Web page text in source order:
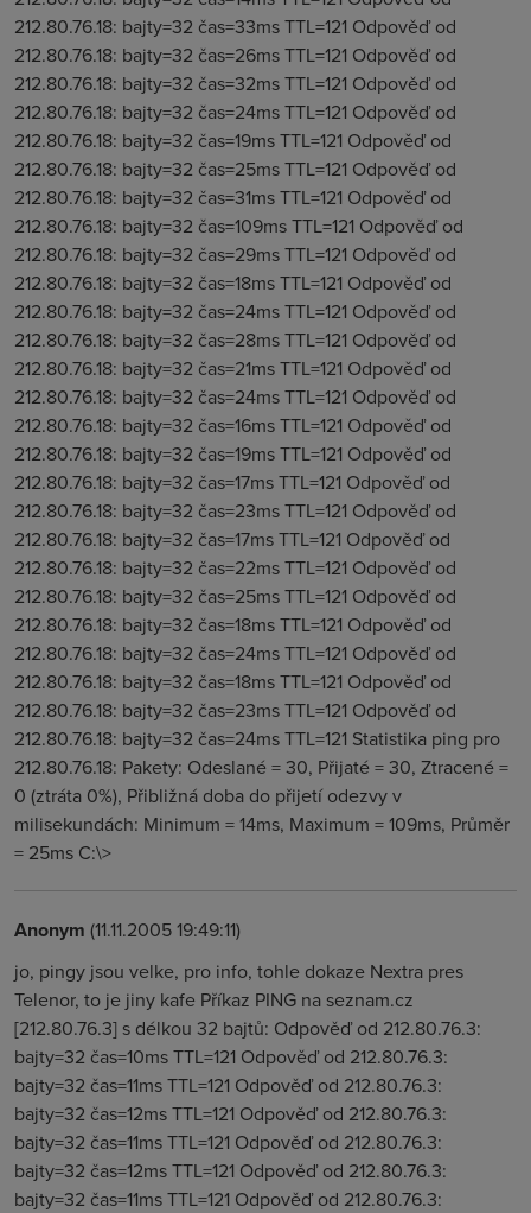
212.80.76.18: bajty=32 čas=33ms TTL=121 Odpověď od
212.80.76.18: bajty=32 čas=26ms TTL=121 Odpověď od
212.80.76.18: bajty=32 čas=32ms TTL=121 Odpověď od
212.80.76.18: bajty=32 čas=24ms TTL=121 Odpověď od
212.80.76.18: bajty=32 čas=19ms TTL=121 Odpověď od
212.80.76.18: bajty=32 čas=25ms TTL=121 Odpověď od
212.80.76.18: bajty=32 čas=31ms TTL=121 Odpověď od
212.80.76.18: bajty=32 čas=109ms TTL=121 Odpověď od
212.80.76.18: bajty=32 čas=29ms TTL=121 Odpověď od
212.80.76.18: bajty=32 čas=18ms TTL=121 Odpověď od
212.80.76.18: bajty=32 čas=24ms TTL=121 Odpověď od
212.80.76.18: bajty=32 čas=28ms TTL=121 Odpověď od
212.80.76.18: bajty=32 čas=21ms TTL=121 Odpověď od
212.80.76.18: bajty=32 čas=24ms TTL=121 Odpověď od
212.80.76.18: bajty=32 čas=16ms TTL=121 Odpověď od
212.80.76.18: bajty=32 čas=19ms TTL=121 Odpověď od
212.80.76.18: bajty=32 čas=17ms TTL=121 Odpověď od
212.80.76.18: bajty=32 čas=23ms TTL=121 Odpověď od
212.80.76.18: bajty=32 čas=17ms TTL=121 Odpověď od
212.80.76.18: bajty=32 čas=22ms TTL=121 Odpověď od
212.80.76.18: bajty=32 čas=25ms TTL=121 Odpověď od
212.80.76.18: bajty=32 čas=18ms TTL=121 Odpověď od
212.80.76.18: bajty=32 čas=24ms TTL=121 Odpověď od
212.80.76.18: bajty=32 čas=18ms TTL=121 Odpověď od
212.80.76.18: bajty=32 čas=23ms TTL=121 Odpověď od
212.80.76.18: bajty=32 čas=24ms TTL=121 Statistika ping pro
212.80.76.18: Pakety: Odeslané = 30, Přijaté = 30, Ztracené =
0 (ztráta 0%), Přibližná doba do přijetí odezvy v
milisekundách: Minimum = 14ms, Maximum = 109ms, Průměr
= 25ms C:\>
Anonym (11.11.2005 19:49:11)
jo, pingy jsou velke, pro info, tohle dokaze Nextra pres
Telenor, to je jiny kafe Příkaz PING na seznam.cz
[212.80.76.3] s délkou 32 bajtů: Odpověď od 212.80.76.3:
bajty=32 čas=10ms TTL=121 Odpověď od 212.80.76.3:
bajty=32 čas=11ms TTL=121 Odpověď od 212.80.76.3:
bajty=32 čas=12ms TTL=121 Odpověď od 212.80.76.3:
bajty=32 čas=11ms TTL=121 Odpověď od 212.80.76.3:
bajty=32 čas=12ms TTL=121 Odpověď od 212.80.76.3:
bajty=32 čas=11ms TTL=121 Odpověď od 212.80.76.3: